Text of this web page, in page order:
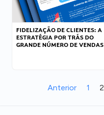
FIDELIZAÇÃO DE CLIENTES: A
ESTRATÉGIA POR TRÁS DO
GRANDE NÚMERO DE VENDAS
Anterior 1 2